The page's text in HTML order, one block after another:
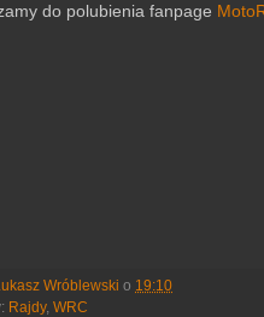
do polubienia fanpage
Wróblewski o 19:10
Rajdy, WRC